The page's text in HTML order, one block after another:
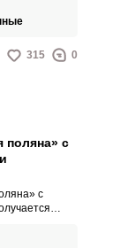
315 0
поляна» с
с